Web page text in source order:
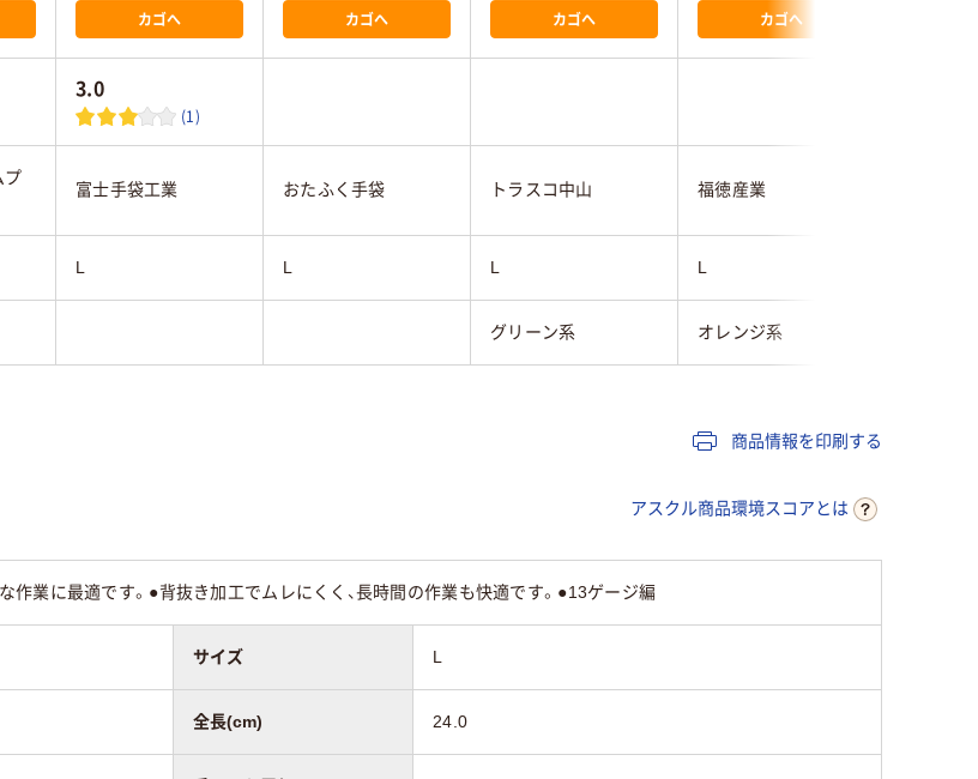
カゴへ カゴへ カゴへ カゴへ
3.0
(1)
プ
富士手袋工業 おたふく手袋 トラスコ中山 福徳産業
L L L L
グリーン系 オレンジ系
商品情報を印刷する
アスクル商品環境スコアとは
作業に最適です。●背抜き加工でムレにくく、長時間の作業も快適です。●13ゲージ編
サイズ L
全長(cm) 24.0